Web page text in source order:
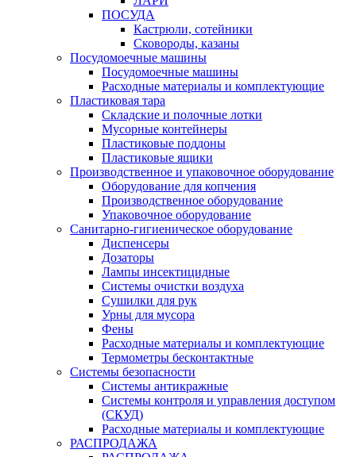
ПОСУДА
Кастрюли, сотейники
Сковороды, казаны
Посудомоечные машины
Посудомоечные машины
Расходные материалы и комплектующие
Пластиковая тара
Складские и полочные лотки
Мусорные контейнеры
Пластиковые поддоны
Пластиковые ящики
Производственное и упаковочное оборудование
Оборудование для копчения
Производственное оборудование
Упаковочное оборудование
Санитарно-гигиеническое оборудование
Диспенсеры
Дозаторы
Лампы инсектицидные
Системы очистки воздуха
Сушилки для рук
Урны для мусора
Фены
Расходные материалы и комплектующие
Термометры бесконтактные
Системы безопасности
Системы антикражные
Системы контроля и управления доступом
(СКУД)
Расходные материалы и комплектующие
РАСПРОДАЖА